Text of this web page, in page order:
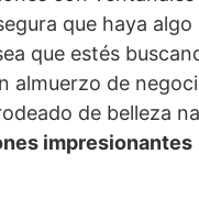
que haya
que estés
almuerzo de
de belleza
impresionantes